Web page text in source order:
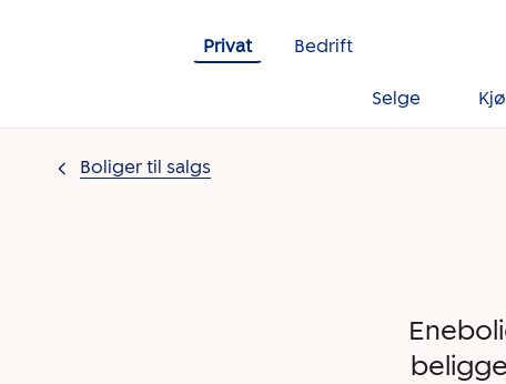
Privat
Bedrift
Selge
Boliger til salgs